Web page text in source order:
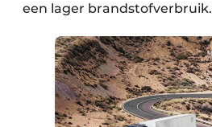
een lager brandstofverbruik.